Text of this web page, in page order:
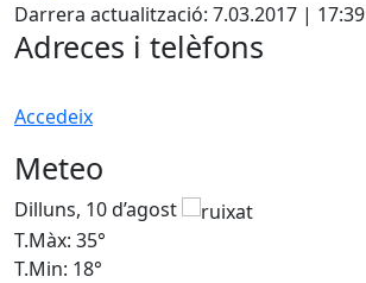
Darrera actualització: 7.03.2017 | 17:39
Adreces i telèfons
Accedeix
Meteo
Dilluns, 10 d’agost
T.Màx: 35°
T.Min: 18°